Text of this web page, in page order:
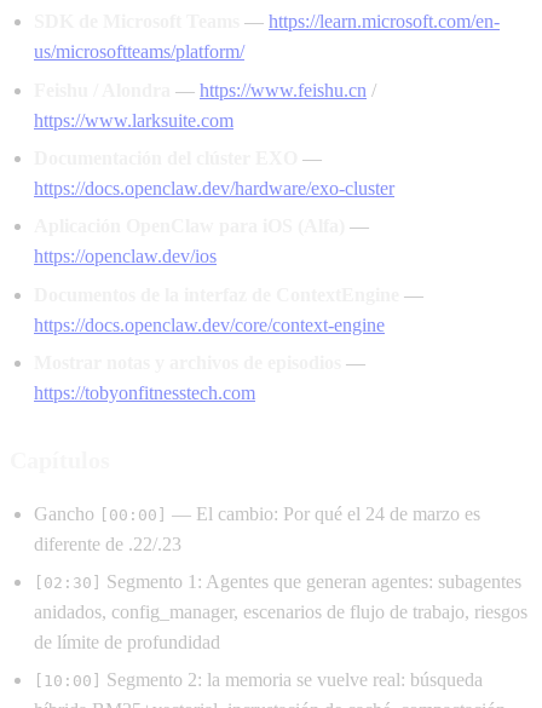
— https://learn.microsoft.com/en-
us/microsoftteams/platform/
— https://www.feishu.cn /
https://www.larksuite.com
—
https://docs.openclaw.dev/hardware/exo-cluster
—
https://openclaw.dev/ios
—
https://docs.openclaw.dev/core/context-engine
—
https://tobyonfitnesstech.com
Gancho [00:00] — El cambio: Por qué el 24 de marzo es
diferente de .22/.23
[02:30]
Segmento 1: Agentes que generan agentes: subagentes
anidados, config_manager, escenarios de flujo de trabajo, riesgos
de límite de profundidad
[10:00]
Segmento 2: la memoria se vuelve real: búsqueda